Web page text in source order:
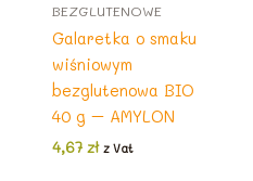
BEZGLUTENOWE
Galaretka o smaku
wiśniowym
bezglutenowa BIO
40 g – AMYLON
4,67zł z Vat